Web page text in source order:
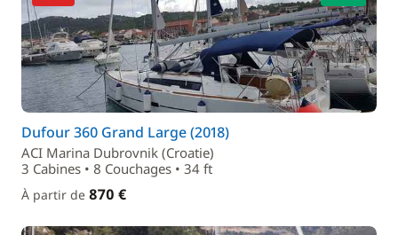
Dufour 360 Grand Large (2018)
ACI Marina Dubrovnik (Croatie)
3 Cabines • 8 Couchages • 34 ft
À partir de 870 €